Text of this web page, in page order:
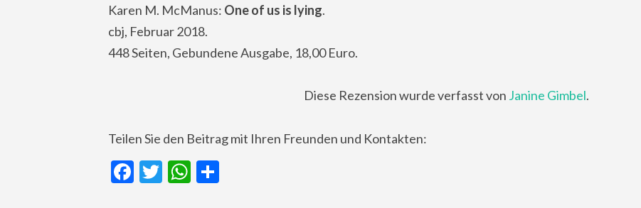
Karen M. McManus: One of us is lying.
cbj, Februar 2018.
448 Seiten, Gebundene Ausgabe, 18,00 Euro.
Diese Rezension wurde verfasst von Janine Gimbel.
Teilen Sie den Beitrag mit Ihren Freunden und Kontakten:
Facebook
TwitterWhatsApp